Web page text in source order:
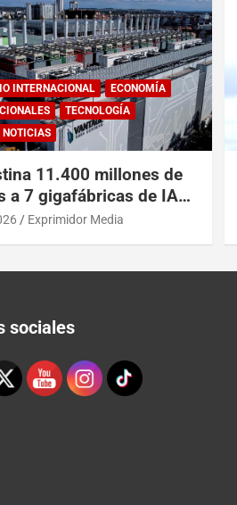
INTERNACIONAL
ECONOMÍA
TECNOLOGÍA
11.400 millones de
a 7 gigafábricas de IA
a EEUU y China
Exprimidor Media
sociales
Set Youtube Channel ID